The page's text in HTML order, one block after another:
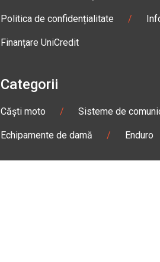
Politica de confidențialitate /
Finanțare UniCredit
Categorii
Căști moto / Sisteme de
Echipamente de damă / Enduro